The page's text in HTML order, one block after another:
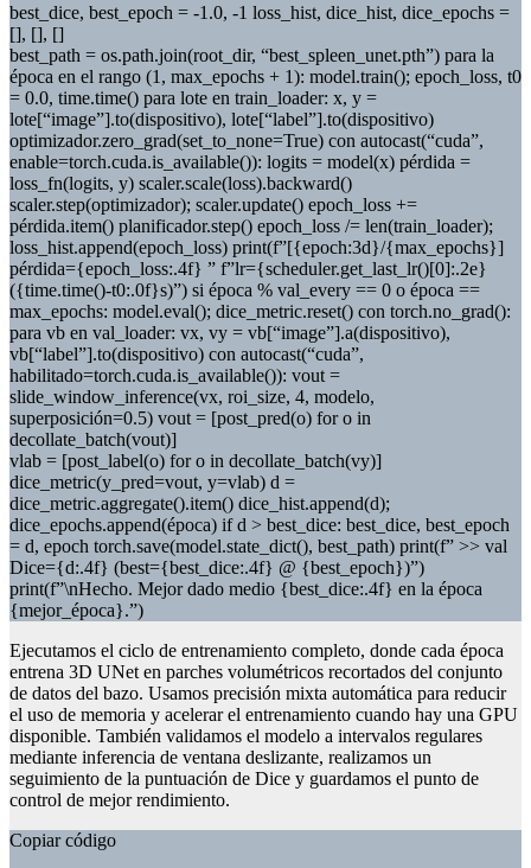
best_dice, best_epoch = -1.0, -1 loss_hist, dice_hist, dice_epochs =
[], [], []
best_path = os.path.join(root_dir, “best_spleen_unet.pth”) para la
época en el rango (1, max_epochs + 1): model.train(); epoch_loss, t0
= 0.0, time.time() para lote en train_loader: x, y =
lote[“image”].to(dispositivo), lote[“label”].to(dispositivo)
optimizador.zero_grad(set_to_none=True) con autocast(“cuda”,
enable=torch.cuda.is_available()): logits = model(x) pérdida =
loss_fn(logits, y) scaler.scale(loss).backward()
scaler.step(optimizador); scaler.update() epoch_loss +=
pérdida.item() planificador.step() epoch_loss /= len(train_loader);
loss_hist.append(epoch_loss) print(f”[{epoch:3d}/{max_epochs}]
pérdida={epoch_loss:.4f} ” f”lr={scheduler.get_last_lr()[0]:.2e}
({time.time()-t0:.0f}s)”) si época % val_every == 0 o época ==
max_epochs: model.eval(); dice_metric.reset() con torch.no_grad():
para vb en val_loader: vx, vy = vb[“image”].a(dispositivo),
vb[“label”].to(dispositivo) con autocast(“cuda”,
habilitado=torch.cuda.is_available()): vout =
slide_window_inference(vx, roi_size, 4, modelo,
superposición=0.5) vout = [post_pred(o) for o in
decollate_batch(vout)]
vlab = [post_label(o) for o in decollate_batch(vy)]
dice_metric(y_pred=vout, y=vlab) d =
dice_metric.aggregate().item() dice_hist.append(d);
dice_epochs.append(época) if d > best_dice: best_dice, best_epoch
= d, epoch torch.save(model.state_dict(), best_path) print(f” >> val
Dice={d:.4f} (best={best_dice:.4f} @ {best_epoch})”)
print(f”\nHecho. Mejor dado medio {best_dice:.4f} en la época
{mejor_época}.”)
Ejecutamos el ciclo de entrenamiento completo, donde cada época
entrena 3D UNet en parches volumétricos recortados del conjunto
de datos del bazo. Usamos precisión mixta automática para reducir
el uso de memoria y acelerar el entrenamiento cuando hay una GPU
disponible. También validamos el modelo a intervalos regulares
mediante inferencia de ventana deslizante, realizamos un
seguimiento de la puntuación de Dice y guardamos el punto de
control de mejor rendimiento.
Copiar código